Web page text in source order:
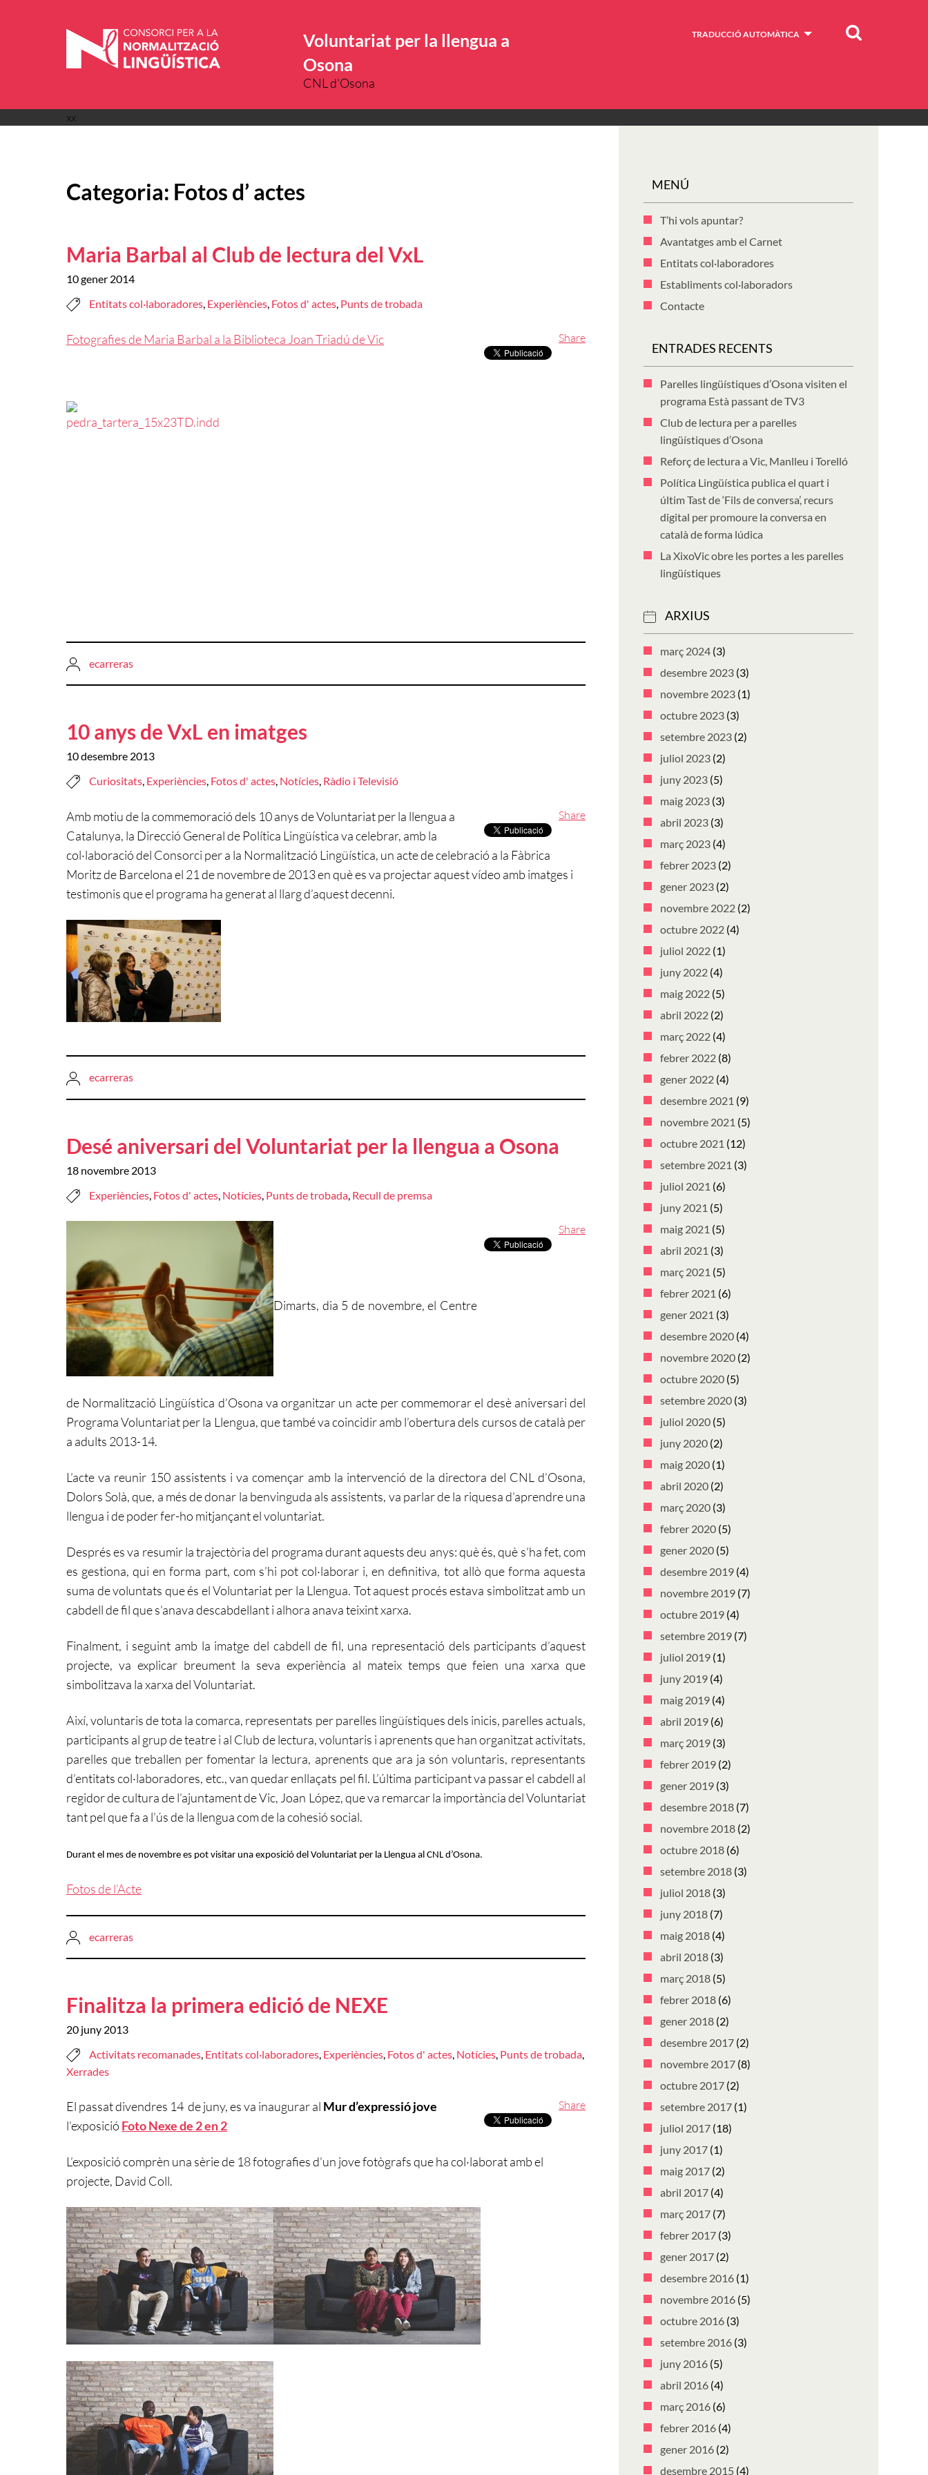
Voluntariat per la llengua a
Osona
CNL d'Osona
TRADUCCIÓ AUTOMÀTICA Cercar
xx
Categoria: Fotos d’ actes
Maria Barbal al Club de lectura del VxL
10 gener 2014
Entitats col·laboradores, Experiències, Fotos d' actes, Punts de trobada
Share
Fotografies de Maria Barbal a la Biblioteca Joan Triadú de Vic
ecarreras
10 anys de VxL en imatges
10 desembre 2013
Curiositats, Experiències, Fotos d' actes, Notícies, Ràdio i Televisió
Share
Amb motiu de la commemoració dels 10 anys de Voluntariat per la llengua a
Catalunya, la Direcció General de Política Lingüística va celebrar, amb la
col·laboració del Consorci per a la Normalització Lingüística, un acte de celebració a la Fàbrica
Moritz de Barcelona el 21 de novembre de 2013 en què es va projectar aquest vídeo amb imatges i
testimonis que el programa ha generat al llarg d’aquest decenni.
ecarreras
Desé aniversari del Voluntariat per la llengua a Osona
18 novembre 2013
Experiències, Fotos d' actes, Notícies, Punts de trobada, Recull de premsa
Share
Dimarts, dia 5 de novembre, el Centre
de Normalització Lingüística d’Osona va organitzar un acte per commemorar el desè aniversari del
Programa Voluntariat per la Llengua, que també va coincidir amb l’obertura dels cursos de català per
a adults 2013-14.
L’acte va reunir 150 assistents i va començar amb la intervenció de la directora del CNL d’Osona,
Dolors Solà, que, a més de donar la benvinguda als assistents, va parlar de la riquesa d’aprendre una
llengua i de poder fer-ho mitjançant el voluntariat.
Després es va resumir la trajectòria del programa durant aquests deu anys: què és, què s’ha fet, com
es gestiona, qui en forma part, com s’hi pot col·laborar i, en definitiva, tot allò que forma aquesta
suma de voluntats que és el Voluntariat per la Llengua. Tot aquest procés estava simbolitzat amb un
cabdell de fil que s’anava descabdellant i alhora anava teixint xarxa.
Finalment, i seguint amb la imatge del cabdell de fil, una representació dels participants d’aquest
projecte, va explicar breument la seva experiència al mateix temps que feien una xarxa que
simbolitzava la xarxa del Voluntariat.
Així, voluntaris de tota la comarca, representats per parelles lingüístiques dels inicis, parelles actuals,
participants al grup de teatre i al Club de lectura, voluntaris i aprenents que han organitzat activitats,
parelles que treballen per fomentar la lectura, aprenents que ara ja són voluntaris, representants
d’entitats col·laboradores, etc., van quedar enllaçats pel fil. L’última participant va passar el cabdell al
regidor de cultura de l’ajuntament de Vic, Joan López, que va remarcar la importància del Voluntariat
tant pel que fa a l’ús de la llengua com de la cohesió social.
Durant el mes de novembre es pot visitar una exposició del Voluntariat per la Llengua al CNL d’Osona.
Fotos de l’Acte
ecarreras
Finalitza la primera edició de NEXE
20 juny 2013
Activitats recomanades, Entitats col·laboradores, Experiències, Fotos d' actes, Notícies, Punts de trobada,
Xerrades
Share
El passat divendres 14 de juny, es va inaugurar al Mur d’expressió jove
l’exposició Foto Nexe de 2 en 2
L’exposició comprèn una sèrie de 18 fotografies d’un jove fotògrafs que ha col·laborat amb el
projecte, David Coll.
MENÚ
T’hi vols apuntar?
Avantatges amb el Carnet
Entitats col·laboradores
Establiments col·laboradors
Contacte
ENTRADES RECENTS
Parelles lingüístiques d’Osona visiten el
programa Està passant de TV3
Club de lectura per a parelles
lingüístiques d’Osona
Reforç de lectura a Vic, Manlleu i Torelló
Política Lingüística publica el quart i
últim Tast de ‘Fils de conversa’, recurs
digital per promoure la conversa en
català de forma lúdica
La XixoVic obre les portes a les parelles
lingüístiques
ARXIUS
març 2024 (3)
desembre 2023 (3)
novembre 2023 (1)
octubre 2023 (3)
setembre 2023 (2)
juliol 2023 (2)
juny 2023 (5)
maig 2023 (3)
abril 2023 (3)
març 2023 (4)
febrer 2023 (2)
gener 2023 (2)
novembre 2022 (2)
octubre 2022 (4)
juliol 2022 (1)
juny 2022 (4)
maig 2022 (5)
abril 2022 (2)
març 2022 (4)
febrer 2022 (8)
gener 2022 (4)
desembre 2021 (9)
novembre 2021 (5)
octubre 2021 (12)
setembre 2021 (3)
juliol 2021 (6)
juny 2021 (5)
maig 2021 (5)
abril 2021 (3)
març 2021 (5)
febrer 2021 (6)
gener 2021 (3)
desembre 2020 (4)
novembre 2020 (2)
octubre 2020 (5)
setembre 2020 (3)
juliol 2020 (5)
juny 2020 (2)
maig 2020 (1)
abril 2020 (2)
març 2020 (3)
febrer 2020 (5)
gener 2020 (5)
desembre 2019 (4)
novembre 2019 (7)
octubre 2019 (4)
setembre 2019 (7)
juliol 2019 (1)
juny 2019 (4)
maig 2019 (4)
abril 2019 (6)
març 2019 (3)
febrer 2019 (2)
gener 2019 (3)
desembre 2018 (7)
novembre 2018 (2)
octubre 2018 (6)
setembre 2018 (3)
juliol 2018 (3)
juny 2018 (7)
maig 2018 (4)
abril 2018 (3)
març 2018 (5)
febrer 2018 (6)
gener 2018 (2)
desembre 2017 (2)
novembre 2017 (8)
octubre 2017 (2)
setembre 2017 (1)
juliol 2017 (18)
juny 2017 (1)
maig 2017 (2)
abril 2017 (4)
març 2017 (7)
febrer 2017 (3)
gener 2017 (2)
desembre 2016 (1)
novembre 2016 (5)
octubre 2016 (3)
setembre 2016 (3)
juny 2016 (5)
abril 2016 (4)
març 2016 (6)
febrer 2016 (4)
gener 2016 (2)
desembre 2015 (4)